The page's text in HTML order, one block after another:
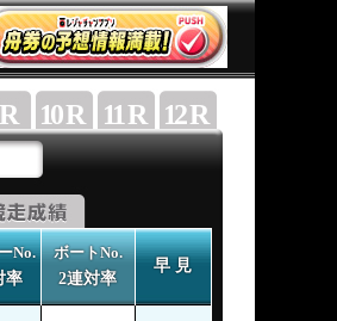
R 10R 11R 12R
No.
率
ボートNo.
2連対率
早 見